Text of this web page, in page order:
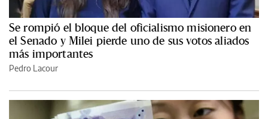
Se rompió el bloque del oficialismo misionero en
el Senado y Milei pierde uno de sus votos aliados
más importantes
Pedro Lacour